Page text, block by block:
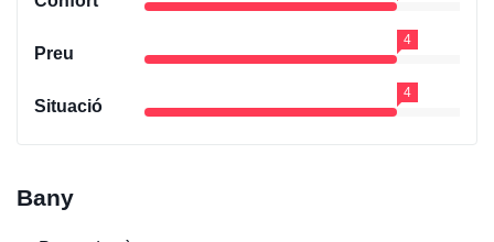
Preu
4
Situació
4
Bany